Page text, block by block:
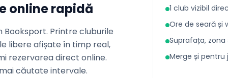
online rapidă
Booksport. Printre cluburile
libere afișate în timp real,
rezervarea direct online.
căutate intervale.
1 club vizibil
Ore de seară și
Suprafața,
Merge și